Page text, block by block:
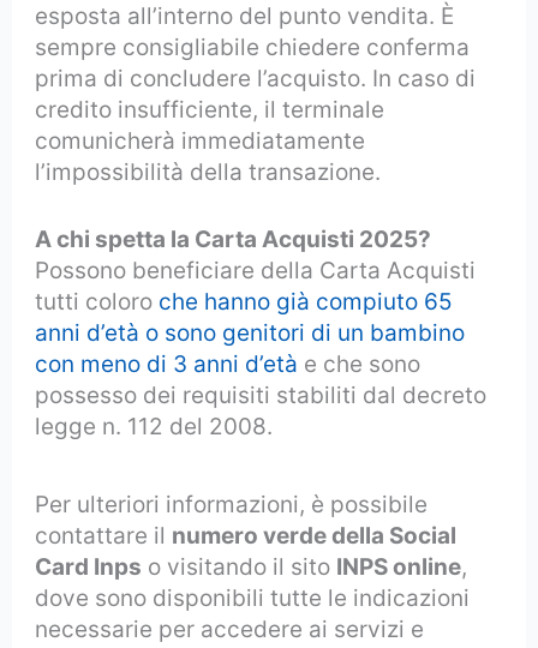
esposta all’interno del punto vendita. È
sempre consigliabile chiedere conferma
prima di concludere l’acquisto. In caso di
credito insufficiente, il terminale
comunicherà immediatamente
l’impossibilità della transazione.
A chi spetta la Carta Acquisti 2025?
Possono beneficiare della Carta Acquisti
tutti coloro che hanno già compiuto 65
anni d’età o sono genitori di un bambino
con meno di 3 anni d’età e che sono
possesso dei requisiti stabiliti dal decreto
legge n. 112 del 2008.
Per ulteriori informazioni, è possibile
contattare il numero verde della Social
Card Inps o visitando il sito INPS online,
dove sono disponibili tutte le indicazioni
necessarie per accedere ai servizi e